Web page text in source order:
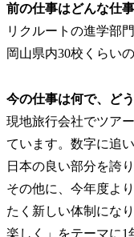
前の仕事はどんな仕
リクルートの進学部
岡山県内30校くらい
今の仕事は何で、ど
現地旅行会社でツア
ています。数字に追
日本の良い部分を誇
その他に、今年度よ
たく新しい体制にな
楽しく」をテーマに1